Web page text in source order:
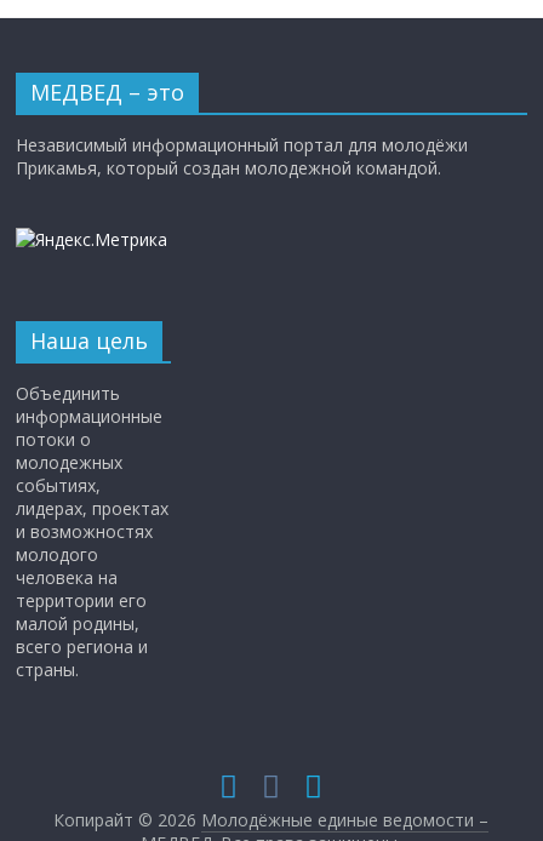
МЕДВЕД – это
Независимый информационный портал для молодёжи
Прикамья, который создан молодежной командой.
Наша цель
Объединить
информационные
потоки о
молодежных
событиях,
лидерах, проектах
и возможностях
молодого
человека на
территории его
малой родины,
всего региона и
страны.
Копирайт © 2026 Молодёжные единые ведомости –